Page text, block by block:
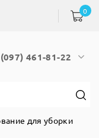
461-81-22
0
для уборки